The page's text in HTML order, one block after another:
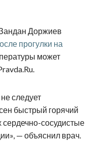
Доржиев
прогулки на
может
следует
быстрый горячий
сосудистые
— объяснил врач.